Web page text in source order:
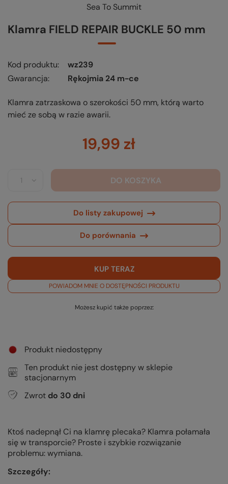
KUP-SPRAWDŹ-WYMIEŃ-czytaj więcej
Sea To Summit
Klamra FIELD REPAIR BUCKLE 50 mm
Kod produktu
wz239
Gwarancja
Rękojmia 24 m-ce
Klamra zatrzaskowa o szerokości 50 mm, którą warto
mieć ze sobą w razie awarii.
19,99 zł
DO KOSZYKA
Do listy zakupowej
Do porównania
KUP TERAZ
POWIADOM MNIE O DOSTĘPNOŚCI PRODUKTU
Możesz kupić także poprzez:
Produkt niedostępny
Ten produkt nie jest dostępny w sklepie
stacjonarnym
Zwrot do 30 dni
Ktoś nadepnął Ci na klamrę plecaka? Klamra połamała
się w transporcie? Proste i szybkie rozwiązanie
problemu: wymiana.
Szczegóły: